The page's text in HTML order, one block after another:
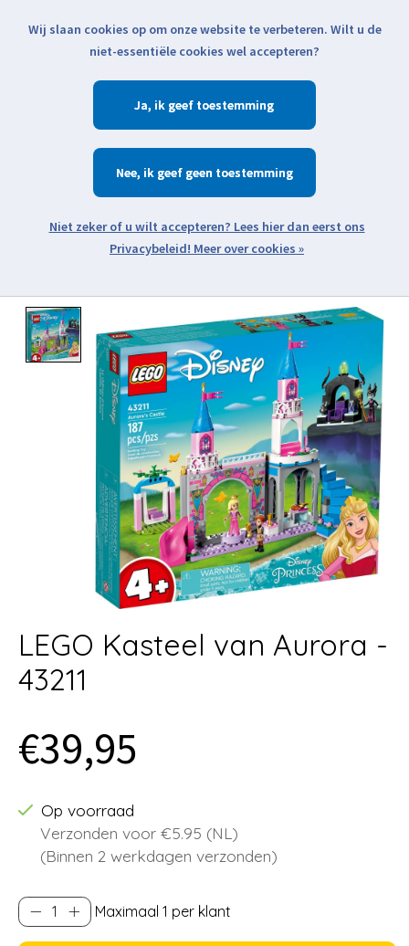
Klik voor actuele verzendinformatie...
Verlanglijst
Zoeken
Open webshop menu
Product image slideshow Items
LEGO Kasteel van Aurora -
43211
€39,95
Op voorraad
Verzonden voor €5.95 (NL)
(Binnen 2 werkdagen verzonden)
Maximaal 1 per klant
Wij slaan cookies op om onze website te verbeteren. Wilt u de
niet-essentiële cookies wel accepteren?
Ja
Nee
Meer over cookies »